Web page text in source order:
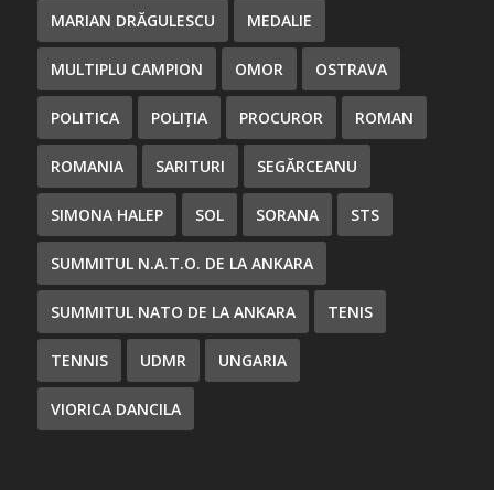
MARIAN DRĂGULESCU MEDALIE
MULTIPLU CAMPION OMOR OSTRAVA
POLITICA POLIȚIA PROCUROR ROMAN
ROMANIA SARITURI SEGĂRCEANU
SIMONA HALEP SOL SORANA STS
SUMMITUL N.A.T.O. DE LA ANKARA
SUMMITUL NATO DE LA ANKARA TENIS
TENNIS UDMR UNGARIA
VIORICA DANCILA